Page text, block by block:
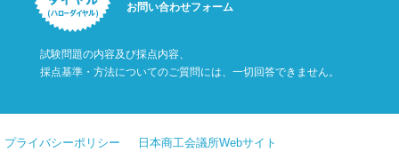
お問い合わせフォーム
試験問題の内容及び採点内容、
採点基準・方法についてのご質問には、一切回答できません。
プライバシーポリシー 日本商工会議所Webサイト